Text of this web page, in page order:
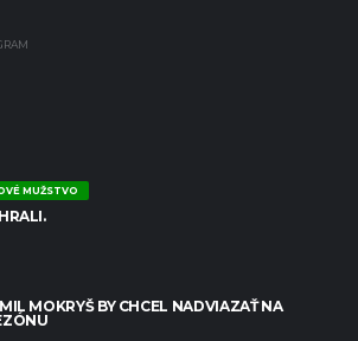
MUŽSTVO
MOKRYŠ BY CHCEL NADVIAZAŤ NA